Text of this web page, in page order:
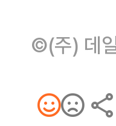
©(주) 데